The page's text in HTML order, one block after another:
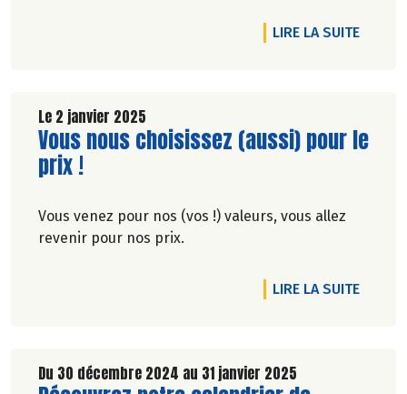
LIRE LA SUITEDE
Le 2 janvier 2025
Lire la suite de l'article
Vous nous choisissez (aussi) pour le
prix !
Vous venez pour nos (vos !) valeurs, vous allez
revenir pour nos prix.
LIRE LA SUITEDE
Du 30 décembre 2024 au 31 janvier 2025